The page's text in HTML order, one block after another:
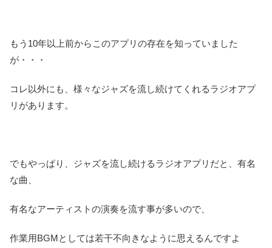
もう10年以上前からこのアプリの存在を知っていました
が・・・
コレ以外にも、様々なジャズを流し続けてくれるラジオアプ
リがあります。
でもやっぱり、ジャズを流し続けるラジオアプリだと、有名
な曲、
有名なアーティストの演奏を流す事が多いので、
作業用BGMとしては若干不向きなように思えるんですよ